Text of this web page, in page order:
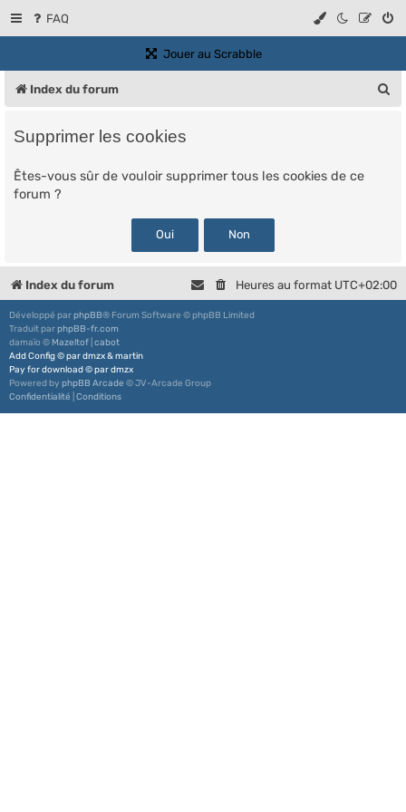
FAQ
Jouer au Scrabble(Ouvre un nouvel onglet)
Index du forum
e
Supprimer les cookies
Êtes-vous sûr de vouloir supprimer tous les cookies de ce
forum ?
Index du forum Heures au format UTC+02:00
Développé parphpBB® Forum Software © phpBB Limited
Traduit parphpBB-fr.com
damaïo © Mazeltof cabot
Add Config©pardmzx&martin
Pay for download©pardmzx
Powered by phpBB Arcade © JV-Arcade Group
Confidentialité Conditions